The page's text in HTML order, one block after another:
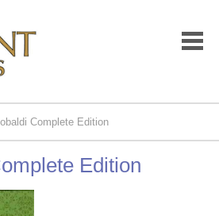
Complete Edition
Edition